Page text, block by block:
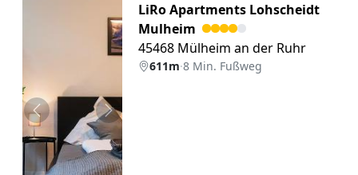
Zurück Weiter
LiRo Apartments Lohscheidt
Mulheim
45468 Mülheim an der Ruhr
611m·8 Min. Fußweg